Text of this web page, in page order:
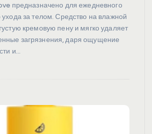
предназначено для ежедневного
ухода за телом. Средство на влажной
кремовую пену и мягко удаляет
загрязнения, даря ощущение
и…